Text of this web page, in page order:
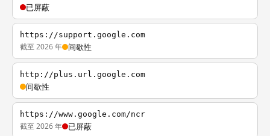
已屏蔽
https://support.google.com
截至 2026 年 间歇性
http://plus.url.google.com
间歇性
https://www.google.com/ncr
截至 2026 年 已屏蔽